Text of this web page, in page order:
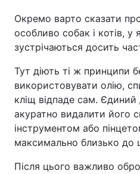
Окремо варто сказати
особливо собак і котів, у
зустрічаються досить
Тут діють ті ж принципи
використовувати олію,
кліщ відпаде сам.
акуратно видалити його
інструментом або
максимально близько до
Після цього важливо